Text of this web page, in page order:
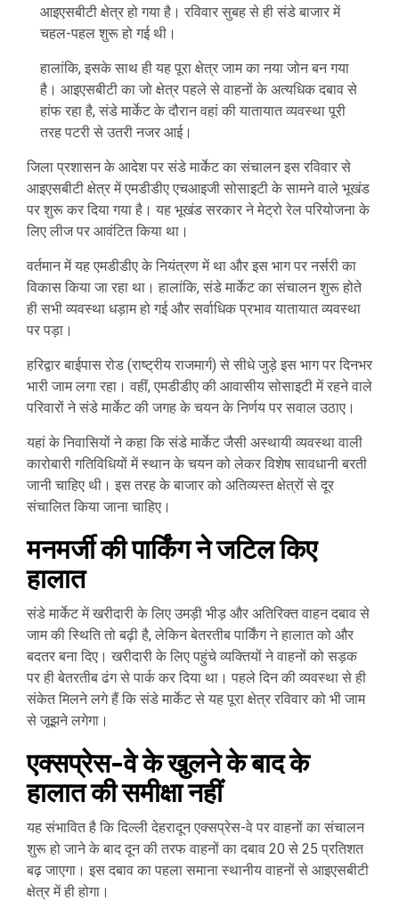
आइएसबीटी क्षेत्र हो गया है। रविवार सुबह से ही संडे बाजार में
चहल-पहल शुरू हो गई थी।
हालांकि, इसके साथ ही यह पूरा क्षेत्र जाम का नया जोन बन गया
है। आइएसबीटी का जो क्षेत्र पहले से वाहनों के अत्यधिक दबाव से
हांफ रहा है, संडे मार्केट के दौरान वहां की यातायात व्यवस्था पूरी
तरह पटरी से उतरी नजर आई।
जिला प्रशासन के आदेश पर संडे मार्केट का संचालन इस रविवार से
आइएसबीटी क्षेत्र में एमडीडीए एचआइजी सोसाइटी के सामने वाले भूखंड
पर शुरू कर दिया गया है। यह भूखंड सरकार ने मेट्रो रेल परियोजना के
लिए लीज पर आवंटित किया था।
वर्तमान में यह एमडीडीए के नियंत्रण में था और इस भाग पर नर्सरी का
विकास किया जा रहा था। हालांकि, संडे मार्केट का संचालन शुरू होते
ही सभी व्यवस्था धड़ाम हो गई और सर्वाधिक प्रभाव यातायात व्यवस्था
पर पड़ा।
हरिद्वार बाईपास रोड (राष्ट्रीय राजमार्ग) से सीधे जुड़े इस भाग पर दिनभर
भारी जाम लगा रहा। वहीं, एमडीडीए की आवासीय सोसाइटी में रहने वाले
परिवारों ने संडे मार्केट की जगह के चयन के निर्णय पर सवाल उठाए।
यहां के निवासियों ने कहा कि संडे मार्केट जैसी अस्थायी व्यवस्था वाली
कारोबारी गतिविधियों में स्थान के चयन को लेकर विशेष सावधानी बरती
जानी चाहिए थी। इस तरह के बाजार को अतिव्यस्त क्षेत्रों से दूर
संचालित किया जाना चाहिए।
मनमर्जी की पार्किंग ने जटिल किए
हालात
संडे मार्केट में खरीदारी के लिए उमड़ी भीड़ और अतिरिक्त वाहन दबाव से
जाम की स्थिति तो बढ़ी है, लेकिन बेतरतीब पार्किंग ने हालात को और
बदतर बना दिए। खरीदारी के लिए पहुंचे व्यक्तियों ने वाहनों को सड़क
पर ही बेतरतीब ढंग से पार्क कर दिया था। पहले दिन की व्यवस्था से ही
संकेत मिलने लगे हैं कि संडे मार्केट से यह पूरा क्षेत्र रविवार को भी जाम
से जूझने लगेगा।
एक्सप्रेस-वे के खुलने के बाद के
हालात की समीक्षा नहीं
यह संभावित है कि दिल्ली देहरादून एक्सप्रेस-वे पर वाहनों का संचालन
शुरू हो जाने के बाद दून की तरफ वाहनों का दबाव 20 से 25 प्रतिशत
बढ़ जाएगा। इस दबाव का पहला समाना स्थानीय वाहनों से आइएसबीटी
क्षेत्र में ही होगा।